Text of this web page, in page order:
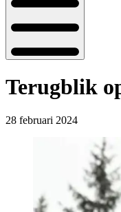
Terugblik
28 februari 2024